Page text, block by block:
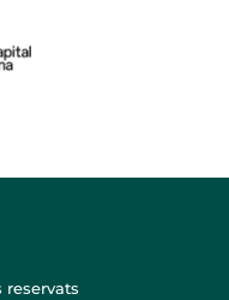
reservats